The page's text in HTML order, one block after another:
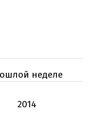
неделе
2014